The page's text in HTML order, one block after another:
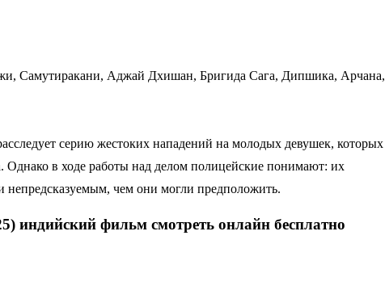
Самутиракани, Аджай Дхишан, Бригида Сага, Дипшика, Арчана,
серию жестоких нападений на молодых девушек, которых
Однако в ходе работы над делом полицейские понимают: их
непредсказуемым, чем они могли предположить.
индийский фильм смотреть онлайн бесплатно